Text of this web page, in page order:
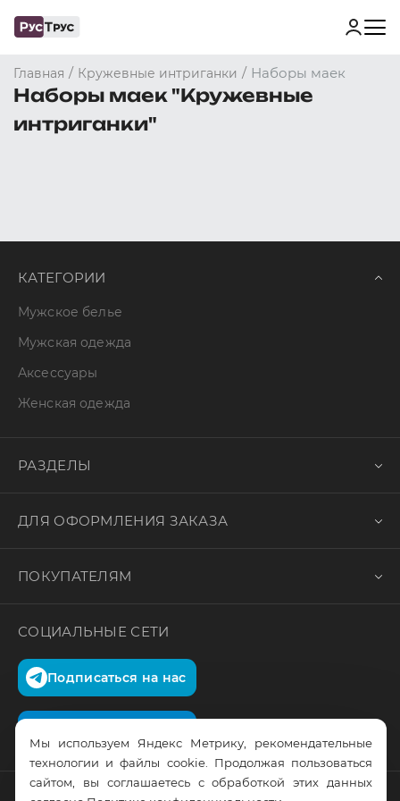
Главная / Кружевные интриганки / Наборы маек
Наборы маек "Кружевные
интриганки"
КАТЕГОРИИ
Мужское белье
Мужская одежда
Аксессуары
Женская одежда
РАЗДЕЛЫ
ДЛЯ ОФОРМЛЕНИЯ ЗАКАЗА
ПОКУПАТЕЛЯМ
СОЦИАЛЬНЫЕ СЕТИ
Подписаться на нас
Мы используем Яндекс Метрику, рекомендательные
технологии и файлы cookie. Продолжая пользоваться
сайтом, вы соглашаетесь с обработкой этих данных